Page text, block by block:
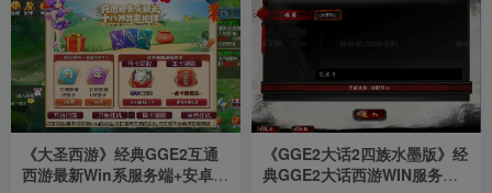
《大圣西游》经典GGE2互通
西游最新Win系服务端+安卓苹
《GGE2大话2四族水墨版》经
典GGE2大话西游WIN服务端